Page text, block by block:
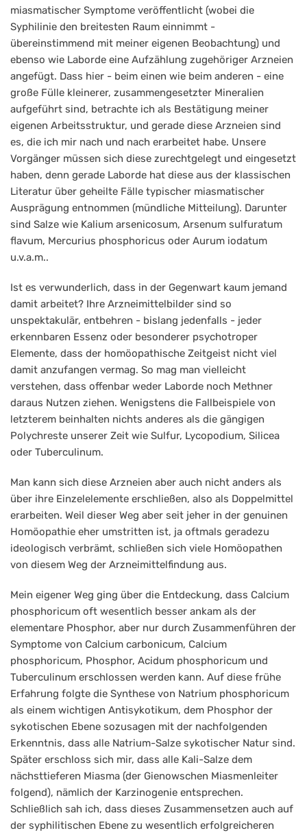
miasmatischer Symptome veröffentlicht (wobei die
Syphilinie den breitesten Raum einnimmt -
übereinstimmend mit meiner eigenen Beobachtung) und
ebenso wie Laborde eine Aufzählung zugehöriger Arzneien
angefügt. Dass hier - beim einen wie beim anderen - eine
große Fülle kleinerer, zusammengesetzter Mineralien
aufgeführt sind, betrachte ich als Bestätigung meiner
eigenen Arbeitsstruktur, und gerade diese Arzneien sind
es, die ich mir nach und nach erarbeitet habe. Unsere
Vorgänger müssen sich diese zurechtgelegt und eingesetzt
haben, denn gerade Laborde hat diese aus der klassischen
Literatur über geheilte Fälle typischer miasmatischer
Ausprägung entnommen (mündliche Mitteilung). Darunter
sind Salze wie Kalium arsenicosum, Arsenum sulfuratum
flavum, Mercurius phosphoricus oder Aurum iodatum
u.v.a.m..
Ist es verwunderlich, dass in der Gegenwart kaum jemand
damit arbeitet? Ihre Arzneimittelbilder sind so
unspektakulär, entbehren - bislang jedenfalls - jeder
erkennbaren Essenz oder besonderer psychotroper
Elemente, dass der homöopathische Zeitgeist nicht viel
damit anzufangen vermag. So mag man vielleicht
verstehen, dass offenbar weder Laborde noch Methner
daraus Nutzen ziehen. Wenigstens die Fallbeispiele von
letzterem beinhalten nichts anderes als die gängigen
Polychreste unserer Zeit wie Sulfur, Lycopodium, Silicea
oder Tuberculinum.
Man kann sich diese Arzneien aber auch nicht anders als
über ihre Einzelelemente erschließen, also als Doppelmittel
erarbeiten. Weil dieser Weg aber seit jeher in der genuinen
Homöopathie eher umstritten ist, ja oftmals geradezu
ideologisch verbrämt, schließen sich viele Homöopathen
von diesem Weg der Arzneimittelfindung aus.
Mein eigener Weg ging über die Entdeckung, dass Calcium
phosphoricum oft wesentlich besser ankam als der
elementare Phosphor, aber nur durch Zusammenführen der
Symptome von Calcium carbonicum, Calcium
phosphoricum, Phosphor, Acidum phosphoricum und
Tuberculinum erschlossen werden kann. Auf diese frühe
Erfahrung folgte die Synthese von Natrium phosphoricum
als einem wichtigen Antisykotikum, dem Phosphor der
sykotischen Ebene sozusagen mit der nachfolgenden
Erkenntnis, dass alle Natrium-Salze sykotischer Natur sind.
Später erschloss sich mir, dass alle Kali-Salze dem
nächsttieferen Miasma (der Gienowschen Miasmenleiter
folgend), nämlich der Karzinogenie entsprechen.
Schließlich sah ich, dass dieses Zusammensetzen auch auf
der syphilitischen Ebene zu wesentlich erfolgreicheren